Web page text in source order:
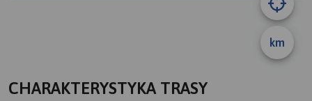
km
CHARAKTERYSTYKA TRASY